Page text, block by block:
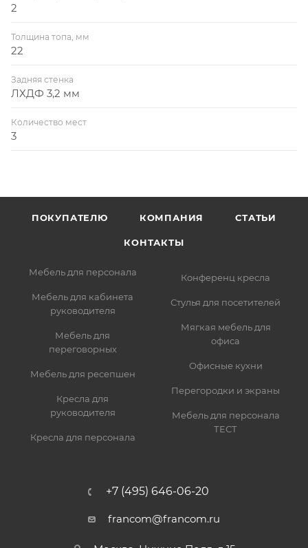
2
Толщина топа, мм
22
Задняя стенка
ЛХДФ 3,2 мм
Количество мест
3
ПОКУПАТЕЛЮ КОМПАНИЯ СТАТЬИ
КОНТАКТЫ
Мебель для персонала
Мебель для кабинета
руководителя
Мебель для
переговорных
Мебель для ресепшен
Кресла для
руководителя
Кресла для персонала
Конференц кресла
Стулья для посетителей
Мягкая мебель для
офиса
Офисные кухни
Перегородки и экраны
Мебель для персонала
ТЕСТ
+7 (495) 646-06-20
francom@francom.ru